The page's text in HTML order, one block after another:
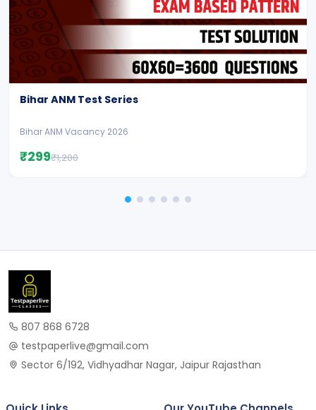
Bihar ANM Test Series
Bihar ANM Vacancy 2026
₹299₹1,200
807 868 6728
testpaperlive@gmail.com
Sector 6/192, Vidhyadhar Nagar, Jaipur Rajasthan